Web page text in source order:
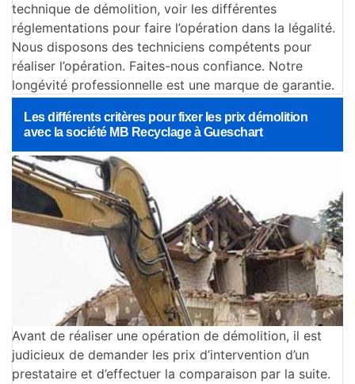
technique de démolition, voir les différentes
réglementations pour faire l’opération dans la légalité.
Nous disposons des techniciens compétents pour
réaliser l’opération. Faites-nous confiance. Notre
longévité professionnelle est une marque de garantie.
Les différents critères pour fixer les prix démolition
avec la société MB Recyclage à Gueschart
Avant de réaliser une opération de démolition, il est
judicieux de demander les prix d’intervention d’un
prestataire et d’effectuer la comparaison par la suite.